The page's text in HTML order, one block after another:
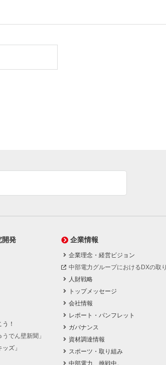
開発
！
でん壁新聞」
ズ」
企業情報
企業理念・経営ビジョン
中部電力グループにおけるDXの取
人財戦略
トップメッセージ
会社情報
レポート・パンフレット
ガバナンス
資材調達情報
スポーツ・取り組み
中部電力、挑戦中。